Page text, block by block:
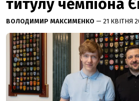
титулу чемпіона
ВОЛОДИМИР МАКСИМЕНКО — 21 КВІТНЯ